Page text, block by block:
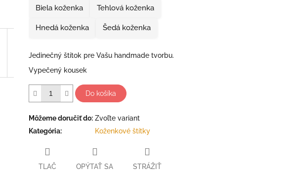
Biela koženka Tehlová koženka
Hnedá koženka Šedá koženka
Jedinečný štítok pre Vašu handmade tvorbu.
Vypečený kousek
Do košíka
Môžeme doručiť do: Zvoľte variant
Kategória: Koženkové štítky
TLAČ OPÝTAŤ SA STRÁŽIŤ